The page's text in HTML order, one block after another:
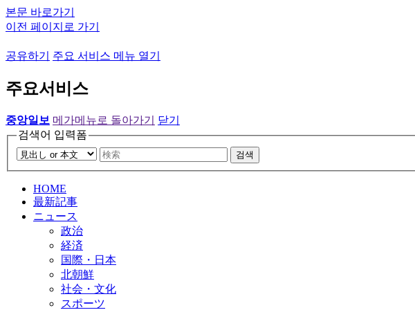
본문 바로가기
이전 페이지로 가기
공유하기 주요 서비스 메뉴 열기
주요서비스
중앙일보 메가메뉴로 돌아가기
닫기
검색어 입력폼
검색
HOME
最新記事
ニュース
政治
経済
国際・日本
北朝鮮
社会・文化
スポーツ